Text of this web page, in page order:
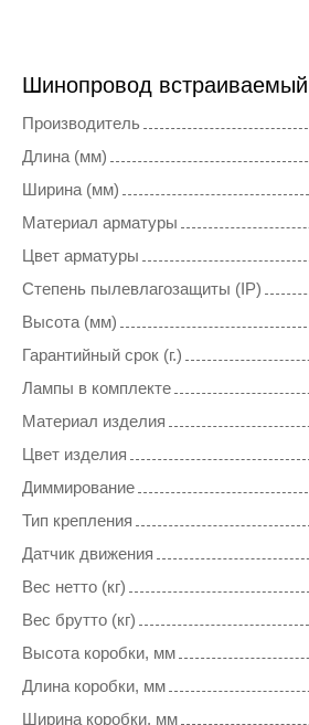
Шинопровод
Производитель
Длина (мм)
Ширина (мм)
Материал арматуры
Цвет арматуры
Степень пылевлагозащиты (IP)
Высота (мм)
Гарантийный срок (г.)
Лампы в комплекте
Материал изделия
Цвет изделия
Диммирование
Тип крепления
Датчик движения
Вес нетто (кг)
Вес брутто (кг)
Высота коробки, мм
Длина коробки, мм
Ширина коробки, мм